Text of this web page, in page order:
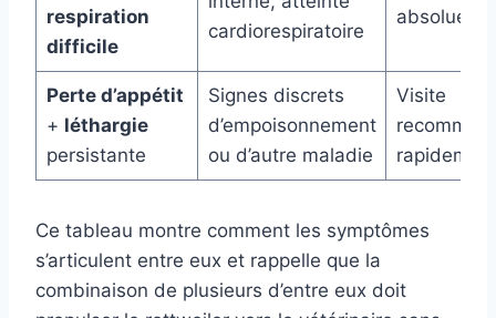
respiration
difficile
cardiorespiratoire
absolue
Perte d’appétit
+ léthargie
persistante
Signes discrets
d’empoisonnement
ou d’autre maladie
Visite
Ce tableau montre comment les symptômes
s’articulent entre eux et rappelle que la
combinaison de plusieurs d’entre eux doit